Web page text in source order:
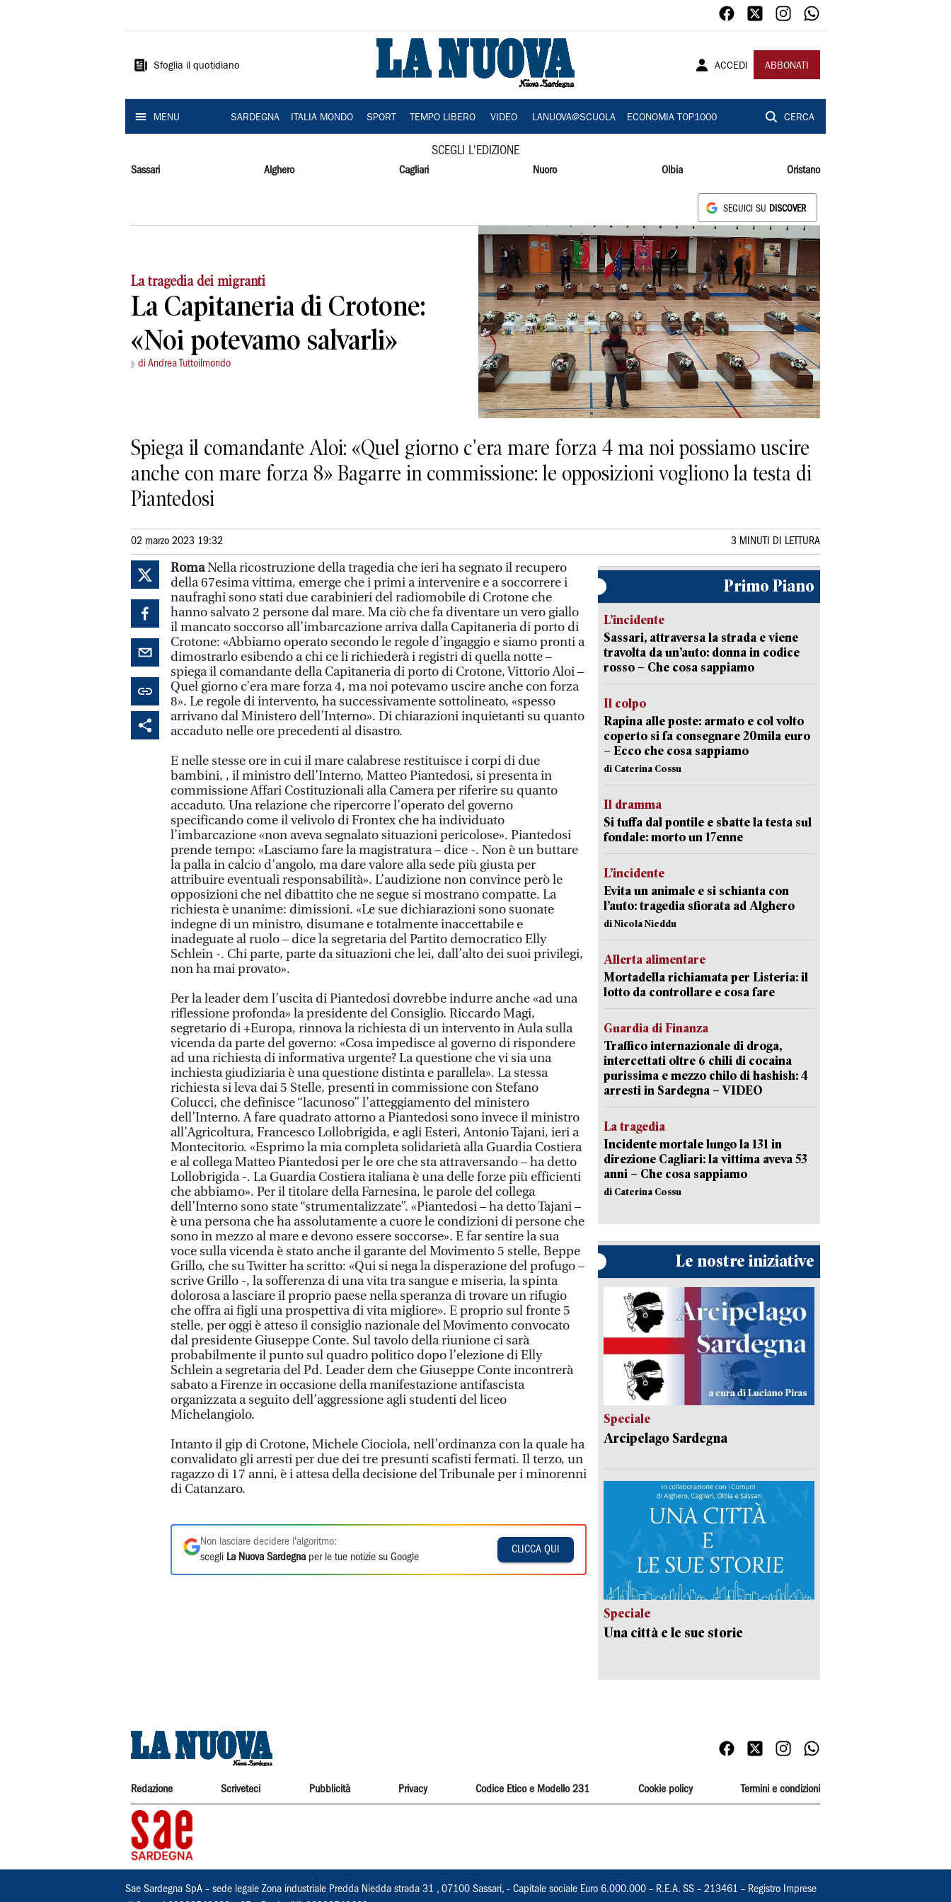
Sardegna
Sfoglia il quotidiano ACCEDI ABBONATI
MENU SARDEGNA ITALIA MONDO SPORT TEMPO LIBERO VIDEO LANUOVA@SCUOLA ECONOMIA TOP1000 CERCA
SCEGLI L'EDIZIONE
Sassari Alghero Cagliari Nuoro Olbia Oristano
SEGUICI SU DISCOVER
La tragedia dei migranti
La Capitaneria di Crotone:
«Noi potevamo salvarli»
di Andrea Tuttoilmondo
Spiega il comandante Aloi: «Quel giorno c'era mare forza 4 ma noi possiamo uscire
anche con mare forza 8» Bagarre in commissione: le opposizioni vogliono la testa di
Piantedosi
02 marzo 2023 19:32 3 MINUTI DI LETTURA
RomaNella ricostruzione della tragedia che ieri ha segnato il recupero
della 67esima vittima, emerge che i primi a intervenire e a soccorrere i
naufraghi sono stati due carabinieri del radiomobile di Crotone che
hanno salvato 2 persone dal mare. Ma ciò che fa diventare un vero giallo
il mancato soccorso all’imbarcazione arriva dalla Capitaneria di porto di
Crotone: «Abbiamo operato secondo le regole d’ingaggio e siamo pronti a
dimostrarlo esibendo a chi ce li richiederà i registri di quella notte –
spiega il comandante della Capitaneria di porto di Crotone, Vittorio Aloi –
Quel giorno c’era mare forza 4, ma noi potevamo uscire anche con forza
8». Le regole di intervento, ha successivamente sottolineato, «spesso
arrivano dal Ministero dell’Interno». Di chiarazioni inquietanti su quanto
accaduto nelle ore precedenti al disastro.
E nelle stesse ore in cui il mare calabrese restituisce i corpi di due
bambini, , il ministro dell’Interno, Matteo Piantedosi, si presenta in
commissione Affari Costituzionali alla Camera per riferire su quanto
accaduto. Una relazione che ripercorre l’operato del governo
specificando come il velivolo di Frontex che ha individuato
l’imbarcazione «non aveva segnalato situazioni pericolose». Piantedosi
prende tempo: «Lasciamo fare la magistratura – dice -. Non è un buttare
la palla in calcio d’angolo, ma dare valore alla sede più giusta per
attribuire eventuali responsabilità». L’audizione non convince però le
opposizioni che nel dibattito che ne segue si mostrano compatte. La
richiesta è unanime: dimissioni. «Le sue dichiarazioni sono suonate
indegne di un ministro, disumane e totalmente inaccettabile e
inadeguate al ruolo – dice la segretaria del Partito democratico Elly
Schlein -. Chi parte, parte da situazioni che lei, dall’alto dei suoi privilegi,
non ha mai provato».
Per la leader dem l’uscita di Piantedosi dovrebbe indurre anche «ad una
riflessione profonda» la presidente del Consiglio. Riccardo Magi,
segretario di +Europa, rinnova la richiesta di un intervento in Aula sulla
vicenda da parte del governo: «Cosa impedisce al governo di rispondere
ad una richiesta di informativa urgente? La questione che vi sia una
inchiesta giudiziaria è una questione distinta e parallela». La stessa
richiesta si leva dai 5 Stelle, presenti in commissione con Stefano
Colucci, che definisce “lacunoso” l’atteggiamento del ministero
dell’Interno. A fare quadrato attorno a Piantedosi sono invece il ministro
all’Agricoltura, Francesco Lollobrigida, e agli Esteri, Antonio Tajani, ieri a
Montecitorio. «Esprimo la mia completa solidarietà alla Guardia Costiera
e al collega Matteo Piantedosi per le ore che sta attraversando – ha detto
Lollobrigida -. La Guardia Costiera italiana è una delle forze più efficienti
che abbiamo». Per il titolare della Farnesina, le parole del collega
dell’Interno sono state “strumentalizzate”. «Piantedosi – ha detto Tajani –
è una persona che ha assolutamente a cuore le condizioni di persone che
sono in mezzo al mare e devono essere soccorse». E far sentire la sua
voce sulla vicenda è stato anche il garante del Movimento 5 stelle, Beppe
Grillo, che su Twitter ha scritto: «Qui si nega la disperazione del profugo –
scrive Grillo -, la sofferenza di una vita tra sangue e miseria, la spinta
dolorosa a lasciare il proprio paese nella speranza di trovare un rifugio
che offra ai figli una prospettiva di vita migliore». E proprio sul fronte 5
stelle, per oggi è atteso il consiglio nazionale del Movimento convocato
dal presidente Giuseppe Conte. Sul tavolo della riunione ci sarà
probabilmente il punto sul quadro politico dopo l’elezione di Elly
Schlein a segretaria del Pd. Leader dem che Giuseppe Conte incontrerà
sabato a Firenze in occasione della manifestazione antifascista
organizzata a seguito dell’aggressione agli studenti del liceo
Michelangiolo.
Intanto il gip di Crotone, Michele Ciociola, nell’ordinanza con la quale ha
convalidato gli arresti per due dei tre presunti scafisti fermati. Il terzo, un
ragazzo di 17 anni, è i attesa della decisione del Tribunale per i minorenni
di Catanzaro.
Non lasciare decidere l'algoritmo:
scegli La Nuova Sardegna per le tue notizie su Google
CLICCA QUI
Primo Piano
L’incidente
Sassari, attraversa la strada e viene
travolta da un’auto: donna in codice
rosso – Che cosa sappiamo
Il colpo
Rapina alle poste: armato e col volto
coperto si fa consegnare 20mila euro
– Ecco che cosa sappiamo
di Caterina Cossu
Il dramma
Si tuffa dal pontile e sbatte la testa sul
fondale: morto un 17enne
L’incidente
Evita un animale e si schianta con
l’auto: tragedia sfiorata ad Alghero
di Nicola Nieddu
Allerta alimentare
Mortadella richiamata per Listeria: il
lotto da controllare e cosa fare
Guardia di Finanza
Traffico internazionale di droga,
intercettati oltre 6 chili di cocaina
purissima e mezzo chilo di hashish: 4
arresti in Sardegna – VIDEO
La tragedia
Incidente mortale lungo la 131 in
direzione Cagliari: la vittima aveva 53
anni – Che cosa sappiamo
di Caterina Cossu
Le nostre iniziative
Speciale
Arcipelago Sardegna
Speciale
Una città e le sue storie
Redazione Scriveteci Pubblicità Privacy Codice Etico e Modello 231 Cookie policy Termini e condizioni
Sae Sardegna SpA – sede legale Zona industriale Predda Niedda strada 31 , 07100 Sassari, - Capitale sociale Euro 6.000.000 – R.E.A. SS – 213461 – Registro Imprese